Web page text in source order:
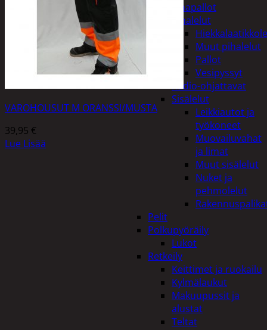
Ilmapallot
Pihalelut
Muut pihalelut
Pallot
Vesipyssyt
Radio-ohjattavat
Sisälelut
Leikkiautot ja
työkoneet
Muovailuvahat
ja limat
Muut sisälelut
Nuket ja
pehmolelut
Pelit
Polkupyöräily
Lukot
Retkeily
Keittimet ja ruokailu
Kylmälaukut
Makuupussit ja
alustat
Teltat
VAROHOUSUT M ORANSSI/MUSTA
39,95 €
Lue Lisää